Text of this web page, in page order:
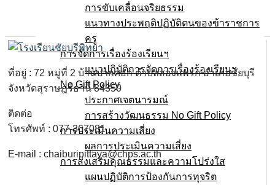
การขับเคลื่อนจริยธรรม
แนวทางประพฤติปฏิบัติตนของข้าราชการ
ครู
การจัดการเรื่องร้องเรียนฯ
แนวปฏิบัติการจัดการเรื่องร้องเรียนฯ
No Gift Policy
ประกาศเจตนารมณ์
การสร้างวัฒนธรรม No Gift Policy
การประเมินความเสี่ยง
ผลการประเมินความเสี่ยง
การส่งเสริมคุณธรรมและความโปร่งใส
แผนปฏิบัติการป้องกันการทุจริต
ที่อยู่ : 72 หมู่ที่ 2 บ้านปากศอก ตำบลสองแพรก อำเภอชัยบุรี
จังหวัดสุราษฎร์ธานี 84350
ติดต่อ
โทรศัพท์ : 077-367081
E-mail : chaiburipittaya@chps.ac.th